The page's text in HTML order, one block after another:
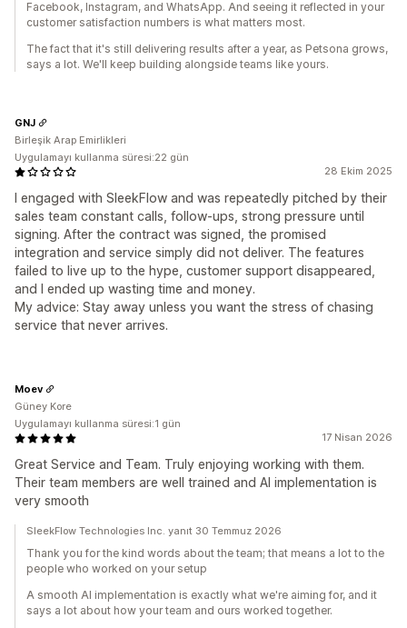
Facebook, Instagram, and WhatsApp. And seeing it reflected in your
customer satisfaction numbers is what matters most.
The fact that it's still delivering results after a year, as Petsona grows,
says a lot. We'll keep building alongside teams like yours.
28 Ekim 2025
I engaged with SleekFlow and was repeatedly pitched by their
sales team constant calls, follow-ups, strong pressure until
signing. After the contract was signed, the promised
integration and service simply did not deliver. The features
failed to live up to the hype, customer support disappeared,
and I ended up wasting time and money.
My advice: Stay away unless you want the stress of chasing
service that never arrives.
GNJ
Birleşik Arap Emirlikleri
Uygulamayı kullanma süresi:22 gün
17 Nisan 2026
Great Service and Team. Truly enjoying working with them.
Their team members are well trained and AI implementation is
very smooth
Moev
Güney Kore
Uygulamayı kullanma süresi:1 gün
SleekFlow Technologies Inc. yanıt 30 Temmuz 2026
Thank you for the kind words about the team; that means a lot to the
people who worked on your setup
A smooth AI implementation is exactly what we're aiming for, and it
says a lot about how your team and ours worked together.